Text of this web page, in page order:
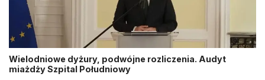
Wielodniowe dyżury, podwójne rozliczenia. Audyt
miażdży Szpital Południowy